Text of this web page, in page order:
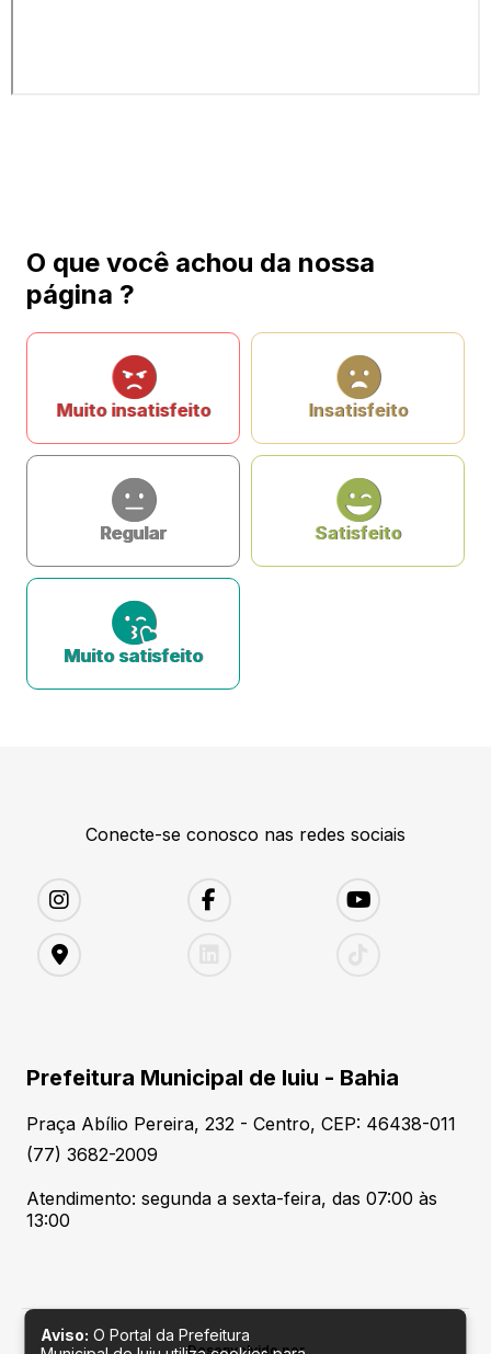
O que você achou da nossa
página ?
Muito insatisfeito Insatisfeito
Regular Satisfeito
Muito satisfeito
Conecte-se conosco nas redes sociais
Prefeitura Municipal de Iuiu - Bahia
Praça Abílio Pereira, 232 - Centro, CEP: 46438-011
(77) 3682-2009
Atendimento: segunda a sexta-feira, das 07:00 às
13:00
Desenvolvido por
Aviso: O Portal da Prefeitura